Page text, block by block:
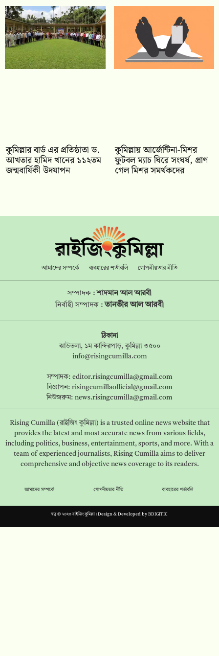
কুমিল্লার বার্ড এর প্রতিষ্ঠাতা ড.
আখতার হামিদ খানের ১১২তম
জন্মবার্ষিকী উদযাপন
কুমিল্লায় আর্জেন্টিনা-মিশর
ফুটবল ম্যাচ ঘিরে সংঘর্ষ, প্রাণ
গেল মিশর সমর্থকদের
আমাদের সম্পর্কে ব্যবহারের শর্তাবলি গোপনীয়তার নীতি
সম্পাদক :শাদমান আল আরবী
নির্বাহী সম্পাদক : তানভীর আল আরবী
ঠিকানা
ঝাউতলা, ১ম কান্দিরপাড়, কুমিল্লা ৩৫০০
info@risingcumilla.com
সম্পাদক: editor.risingcumilla@gmail.com
বিজ্ঞাপন: risingcumillaofficial@gmail.com
নিউজরুম: news.risingcumilla@gmail.com
Rising Cumilla (রাইজিং কুমিল্লা) is a trusted online news website that
provides the latest and most accurate news from various fields,
including politics, business, entertainment, sports, and more. With a
team of experienced journalists, Rising Cumilla aims to deliver
comprehensive and objective news coverage to its readers.
আমাদের সম্পর্কে গোপনীয়তার নীতি ব্যবহারের শর্তাবলি
স্বত্ব © ২০২৩ রাইজিং কুমিল্লা। Design & Developed byBDIGITIC